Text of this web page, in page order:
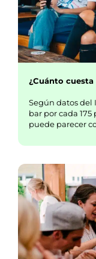
¿Cuánto
Según datos del
bar por cada
puede parecer